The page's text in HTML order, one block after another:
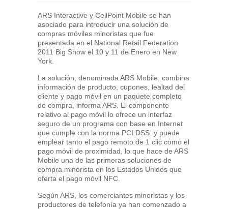
ARS Interactive y CellPoint Mobile se han
asociado para introducir una solución de
compras móviles minoristas que fue
presentada en el National Retail Federation
2011 Big Show el 10 y 11 de Enero en New
York.
La solución, denominada ARS Mobile, combina
información de producto, cupones, lealtad del
cliente y pago móvil en un paquete completo
de compra, informa ARS. El componente
relativo al pago móvil lo ofrece un interfaz
seguro de un programa con base en Internet
que cumple con la norma PCI DSS, y puede
emplear tanto el pago remoto de 1 clic como el
pago móvil de proximidad, lo que hace de ARS
Mobile una de las primeras soluciones de
compra minorista en los Estados Unidos que
oferta el pago móvil NFC.
Según ARS, los comerciantes minoristas y los
productores de telefonía ya han comenzado a